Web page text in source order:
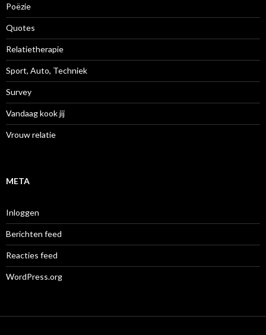
Poëzie
Quotes
Relatietherapie
Sport, Auto, Techniek
Survey
Vandaag kook jij
Vrouw relatie
META
Inloggen
Berichten feed
Reacties feed
WordPress.org